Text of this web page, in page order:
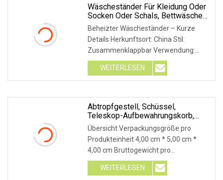
Kleiderbügel zum Aufhängen von
Erwachsenen
Wäscheständer Für Kleidung Oder
Socken Oder Schals, Bettwäsche-
Werkzeug, Wäscheständer Aus
Aluminium, Zusammenklappbarer
Wäscheständer, Großer
Zusammenklappbarer
Wäscheständer
Beheizter Wäscheständer – Kurze
Details Herkunftsort: China Stil:
Zusammenklappbar Verwendung:
Bekleidung, Hotel, Zuhause,
Badezimmer Spannung: 100–120
V/220 V–240 V, 50/60 Hz Fragen und
eigene Formenbauwerkstatt? A :Ja,
das haben wir
WEITERLESEN
Abtropfgestell, Schüssel,
Teleskop-Aufbewahrungskorb,
Waschbecken, Wäscheständer,
Tragbarer Geschirrkorb, Kunststoff,
Für Küchenspüle, Bl12006
Übersicht Verpackungsgröße pro
Produkteinheit 4,00 cm * 5,00 cm *
4,00 cm Bruttogewicht pro
Produkteinheit 0,350 kg
Produktbeschreibung Detaillierte Fotos
WEITERLESEN